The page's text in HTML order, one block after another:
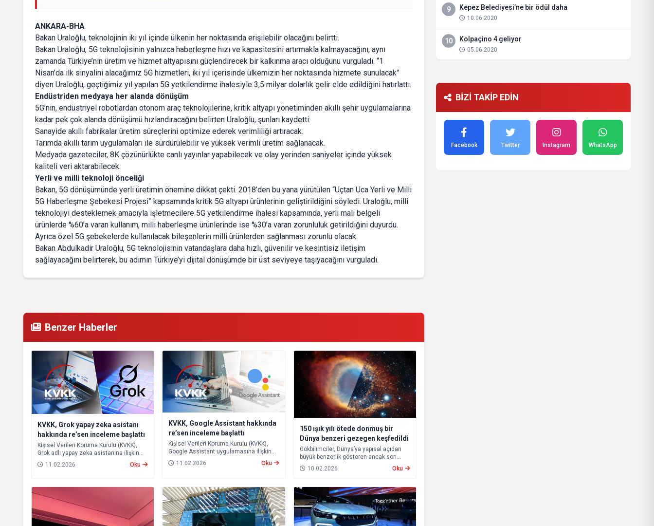
ANKARA-BHA
Bakan Uraloğlu, teknolojinin iki yıl içinde ülkenin her noktasında erişilebilir olacağını belirtti.
Bakan Uraloğlu, 5G teknolojisinin yalnızca haberleşme hızı ve kapasitesini artırmakla kalmayacağını, aynı
zamanda Türkiye’nin üretim ve hizmet altyapısını güçlendirecek bir kalkınma aracı olduğunu vurguladı. “1
Nisan’da ilk sinyalini alacağımız 5G hizmetleri, iki yıl içerisinde ülkemizin her noktasında hizmete sunulacak”
diyen Uraloğlu, geçtiğimiz yıl yapılan 5G yetkilendirme ihalesiyle 3,5 milyar dolarlık gelir elde edildiğini hatırlattı.
Endüstriden medyaya her alanda dönüşüm
5G’nin, endüstriyel robotlardan otonom araç teknolojilerine, kritik altyapı yönetiminden akıllı şehir uygulamalarına
kadar pek çok alanda dönüşümü hızlandıracağını belirten Uraloğlu, şunları kaydetti:
Sanayide akıllı fabrikalar üretim süreçlerini optimize ederek verimliliği artıracak.
Tarımda akıllı tarım uygulamaları ile sürdürülebilir ve yüksek verimli üretim sağlanacak.
Medyada gazeteciler, 8K çözünürlükte canlı yayınlar yapabilecek ve olay yerinden saniyeler içinde yüksek
kaliteli veri aktarabilecek.
Yerli ve milli teknoloji önceliği
Bakan, 5G dönüşümünde yerli üretimin önemine dikkat çekti. 2018’den bu yana yürütülen “Uçtan Uca Yerli ve Milli
5G Haberleşme Şebekesi Projesi” kapsamında kritik 5G altyapı ürünlerinin geliştirildiğini söyledi. Uraloğlu, milli
teknolojiyi desteklemek amacıyla işletmecilere 5G yetkilendirme ihalesi kapsamında, yerli malı belgeli
ürünlerde %60’a varan kullanım, milli haberleşme ürünlerinde ise %30’a varan zorunluluk getirildiğini duyurdu.
Ayrıca özel 5G şebekelerde kullanılacak bileşenlerin milli ürünlerden sağlanması zorunlu olacak.
Bakan Abdulkadir Uraloğlu, 5G teknolojisinin vatandaşlara daha hızlı, güvenilir ve kesintisiz iletişim
sağlayacağını belirterek, bu adımın Türkiye’yi dijital dönüşümde bir üst seviyeye taşıyacağını vurguladı.
Benzer Haberler
KVKK, Grok yapay zeka asistanı
hakkında re’sen inceleme başlattı
Kişisel Verileri Koruma Kurulu (KVKK),
Grok adlı yapay zeka asistanına ilişkin
iddialar üzerine re’sen inceleme başlattı.
11.02.2026 Oku
KVKK, Google Assistant hakkında
re’sen inceleme başlattı
Kişisel Verileri Koruma Kurulu (KVKK),
Google Assistant uygulamasına ilişkin
çıkan haberler üzerine re’sen inceleme
başlattı.
11.02.2026 Oku
150 ışık yılı ötede donmuş bir
Dünya benzeri gezegen keşfedildi
Gökbilimciler, Dünya’ya yapısal açıdan
büyük benzerlik gösteren ancak son
derece soğuk koşullara sahip yeni bir
gezegen adayını tespit etti. Yaklaşık 150
olarak adlandırılan bu gök cisminin, belirli
koşullar altında yaşam barındırma
ihtimali olduğu değerlendiriliyor.
10.02.2026 Oku
9 Kepez Belediyesi’ne bir ödül daha
10.06.2020
10 Kolpaçino 4 geliyor
05.06.2020
BİZİ TAKİP EDİN
Facebook Twitter Instagram WhatsApp